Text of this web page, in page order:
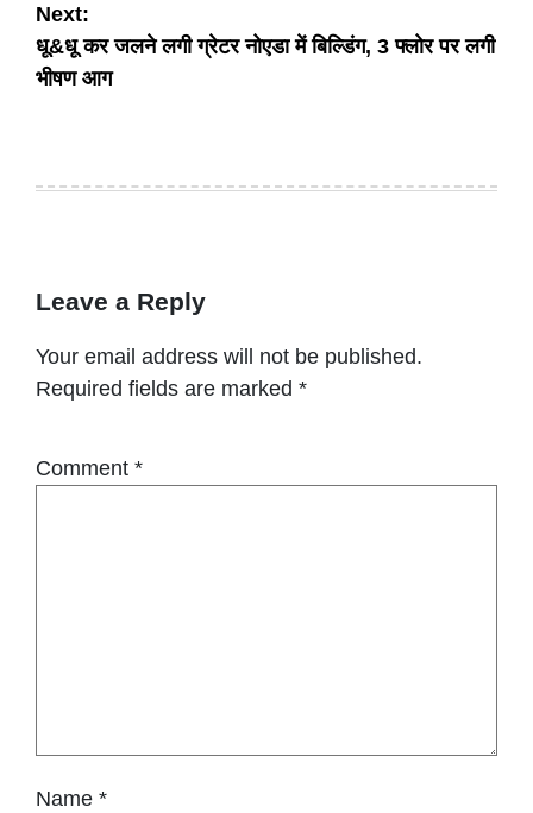
Next:
धू&धू कर जलने लगी ग्रेटर नोएडा में बिल्डिंग, 3 फ्लोर पर लगी
भीषण आग
Leave a Reply
Your email address will not be published.
Required fields are marked *
Comment *
Name *